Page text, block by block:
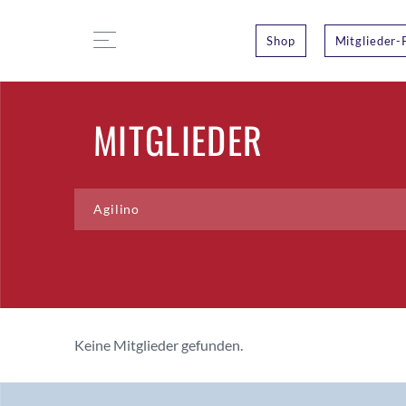
Shop Mitglieder-
MITGLIEDER
Keine Mitglieder gefunden.